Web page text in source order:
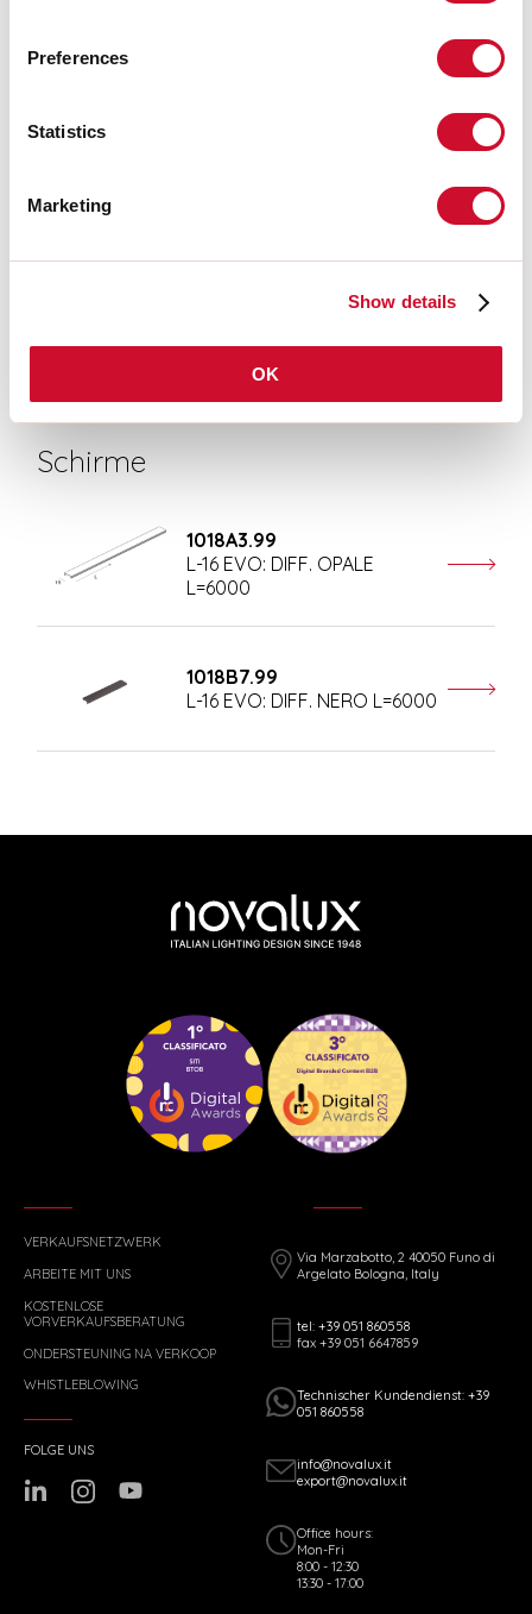
Preferences
Statistics
Marketing
Show details
OK
CE-ZERTIFIZIERUNGEN
Schirme
1018A3.99
L-16 EVO: DIFF. OPALE
L=6000
1018B7.99
L-16 EVO: DIFF. NERO L=6000
VERKAUFSNETZWERK
ARBEITE MIT UNS
KOSTENLOSE
VORVERKAUFSBERATUNG
ONDERSTEUNING NA VERKOOP
WHISTLEBLOWING
Via Marzabotto, 2 40050 Funo di
Argelato Bologna, Italy
tel: +39 051 860558
fax +39 051 6647859
Technischer Kundendienst: +39
051 860558
info@novalux.it
export@novalux.it
Office hours:
Mon-Fri
8:00 - 12:30
13:30 - 17:00
FOLGE UNS